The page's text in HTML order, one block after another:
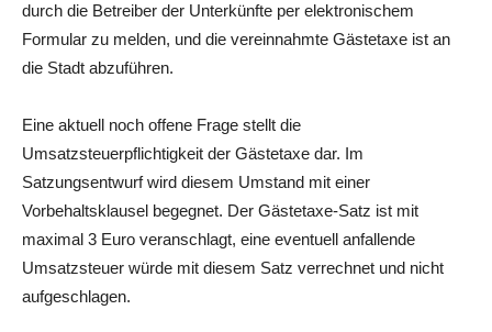
durch die Betreiber der Unterkünfte per elektronischem
Formular zu melden, und die vereinnahmte Gästetaxe ist an
die Stadt abzuführen.
Eine aktuell noch offene Frage stellt die
Umsatzsteuerpflichtigkeit der Gästetaxe dar. Im
Satzungsentwurf wird diesem Umstand mit einer
Vorbehaltsklausel begegnet. Der Gästetaxe-Satz ist mit
maximal 3 Euro veranschlagt, eine eventuell anfallende
Umsatzsteuer würde mit diesem Satz verrechnet und nicht
aufgeschlagen.